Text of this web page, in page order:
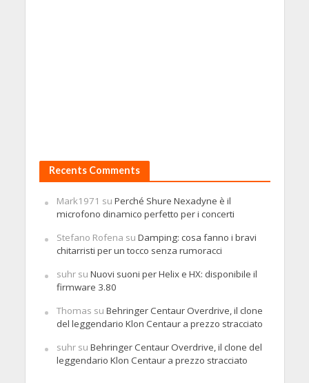
Recents Comments
Mark1971 su Perché Shure Nexadyne è il
microfono dinamico perfetto per i concerti
Stefano Rofena su Damping: cosa fanno i bravi
chitarristi per un tocco senza rumoracci
suhrsu Nuovi suoni per Helix e HX: disponibile il
firmware 3.80
Thomas su Behringer Centaur Overdrive, il clone
del leggendario Klon Centaur a prezzo stracciato
suhrsu Behringer Centaur Overdrive, il clone del
leggendario Klon Centaur a prezzo stracciato